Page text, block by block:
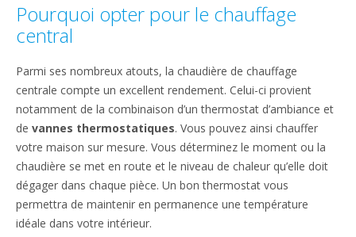
Pourquoi opter pour le chauffage
central
Parmi ses nombreux atouts, la chaudière de chauffage
centrale compte un excellent rendement. Celui-ci provient
notamment de la combinaison d’un thermostat d’ambiance et
de vannes thermostatiques. Vous pouvez ainsi chauffer
votre maison sur mesure. Vous déterminez le moment ou la
chaudière se met en route et le niveau de chaleur qu’elle doit
dégager dans chaque pièce. Un bon thermostat vous
permettra de maintenir en permanence une température
idéale dans votre intérieur.